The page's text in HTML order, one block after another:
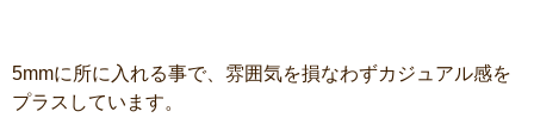
5mmに所に入れる事で、雰囲気を損なわずカジュアル感を
プラスしています。